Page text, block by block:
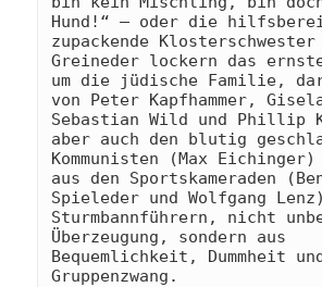
Hund!“ – oder die
zupackende Klosterschwester
Greineder lockern das ernste
um die jüdische Familie,
von Peter Kapfhammer,
Sebastian Wild und Phillip
aber auch den blutig
Kommunisten (Max
aus den Sportskameraden
Spieleder und Wolfgang
Sturmbannführern, nicht
Überzeugung, sondern aus
Bequemlichkeit, Dummheit
Gruppenzwang.